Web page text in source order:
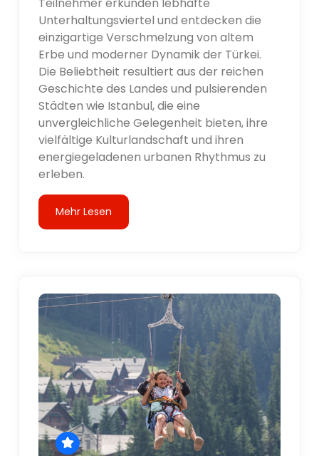
Unterhaltungsviertel und entdecken die
einzigartige Verschmelzung von altem
Erbe und moderner Dynamik der Türkei.
Die Beliebtheit resultiert aus der reichen
Geschichte des Landes und pulsierenden
Städten wie Istanbul, die eine
unvergleichliche Gelegenheit bieten, ihre
vielfältige Kulturlandschaft und ihren
energiegeladenen urbanen Rhythmus zu
erleben.
Mehr Lesen